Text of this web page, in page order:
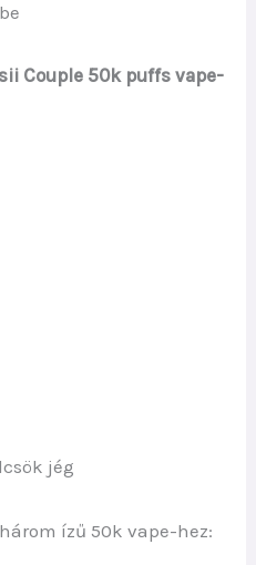
Couple 50k puffs vape-
jég
ízű 50k vape-hez: